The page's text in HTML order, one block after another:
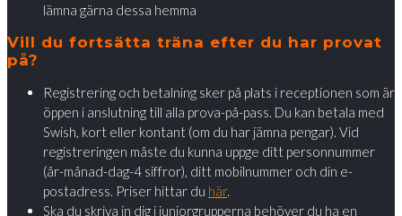
lämna gärna dessa hemma
Vill du fortsätta träna efter du har provat
på?
Registrering och betalning sker på plats i receptionen som är
öppen i anslutning till alla prova-på-pass. Du kan betala med
Swish, kort eller kontant (om du har jämna pengar). Vid
registreringen måste du kunna uppge ditt personnummer
(år-månad-dag-4 siffror), ditt mobilnummer och din e-
postadress. Priser hittar du här.
Ska du skriva in dig i juniorgrupperna behöver du ha en